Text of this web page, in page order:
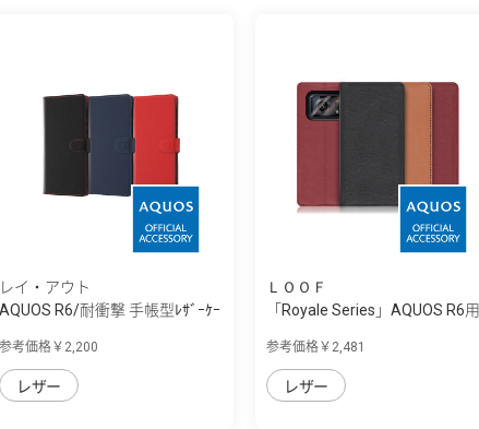
レイ・アウト
AQUOS R6/耐衝撃 手帳型ﾚｻﾞｰｹｰ
参考価格￥2,200
レザー
ＬＯＯＦ
「Royale Series」AQUOS R6用
参考価格￥2,481
レザー